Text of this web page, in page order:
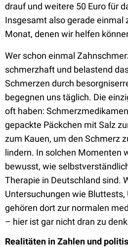
drauf und weitere 50 Euro für
Insgesamt also gerade einmal
Monat, denen wir helfen
Wer schon einmal
schmerzhaft und belastend
Schmerzen durch
begegnen uns täglich. Die
oft haben:
gepackte Päckchen mit Salz
zum Kauen, um den Schmerz
lindern. In solchen Momenten
bewusst, wie
Therapie in Deutschland sind.
Untersuchungen wie Bluttests,
gehören dort zur normalen
– hier ist gar nicht dran zu
Realitäten in Zahlen und